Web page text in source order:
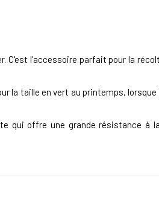
C'est l'accessoire parfait pour la
la taille en vert au printemps,
qui offre une grande résistance